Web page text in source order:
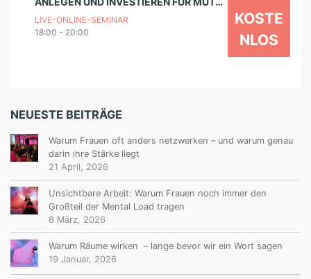
LIVE-ONLINE-SEMINAR
18:00 - 20:00
KOSTE
NLOS
NEUESTE BEITRÄGE
Warum Frauen oft anders netzwerken – und warum genau
darin ihre Stärke liegt
21 April, 2026
Unsichtbare Arbeit: Warum Frauen noch immer den
Großteil der Mental Load tragen
8 März, 2026
Warum Räume wirken – lange bevor wir ein Wort sagen
19 Januar, 2026